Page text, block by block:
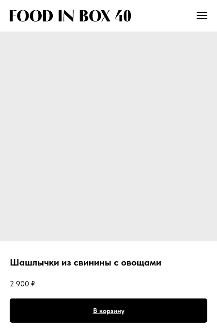
Шашлычки из свинины с овощами
2 900 ₽
В корзину